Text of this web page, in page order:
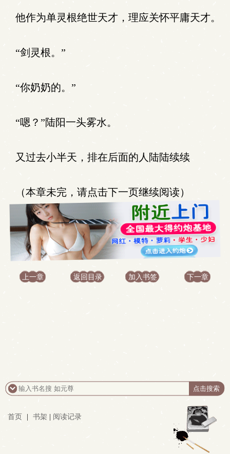
他作为单灵根绝世天才，理应关怀平庸天才。
“剑灵根。”
“你奶奶的。”
“嗯？”陆阳一头雾水。
又过去小半天，排在后面的人陆陆续续
（本章未完，请点击下一页继续阅读）
上一章 返回目录 加入书签 下一章
首页 书架 阅读记录